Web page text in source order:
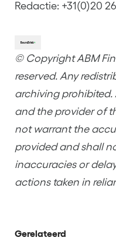
Redactie: +31(0)20
© Copyright ABM
reserved. Any
archiving prohibited.
and the provider of
not warrant the
provided and shall
inaccuracies or
actions taken in
Gerelateerd